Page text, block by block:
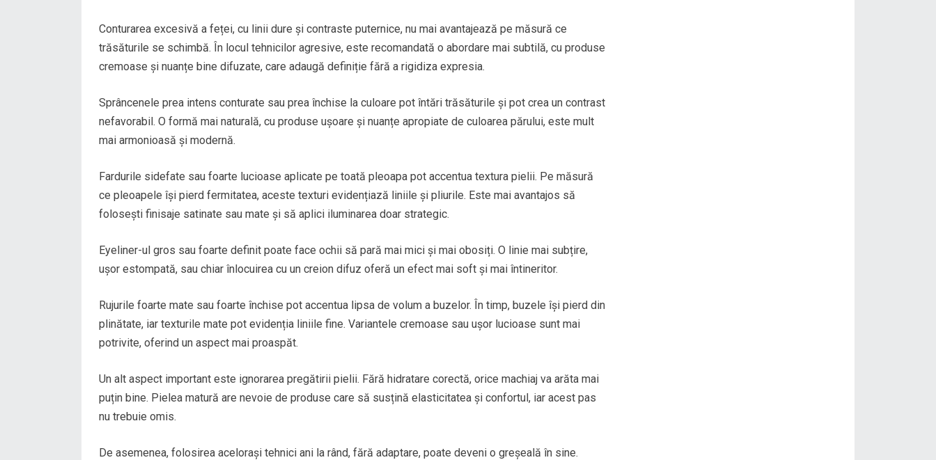
Conturarea excesivă a feței, cu linii dure și contraste puternice, nu mai avantajează pe măsură ce
trăsăturile se schimbă. În locul tehnicilor agresive, este recomandată o abordare mai subtilă, cu produse
cremoase și nuanțe bine difuzate, care adaugă definiție fără a rigidiza expresia.
Sprâncenele prea intens conturate sau prea închise la culoare pot întări trăsăturile și pot crea un contrast
nefavorabil. O formă mai naturală, cu produse ușoare și nuanțe apropiate de culoarea părului, este mult
mai armonioasă și modernă.
Fardurile sidefate sau foarte lucioase aplicate pe toată pleoapa pot accentua textura pielii. Pe măsură
ce pleoapele își pierd fermitatea, aceste texturi evidențiază liniile și pliurile. Este mai avantajos să
folosești finisaje satinate sau mate și să aplici iluminarea doar strategic.
Eyeliner-ul gros sau foarte definit poate face ochii să pară mai mici și mai obosiți. O linie mai subțire,
ușor estompată, sau chiar înlocuirea cu un creion difuz oferă un efect mai soft și mai întineritor.
Rujurile foarte mate sau foarte închise pot accentua lipsa de volum a buzelor. În timp, buzele își pierd din
plinătate, iar texturile mate pot evidenția liniile fine. Variantele cremoase sau ușor lucioase sunt mai
potrivite, oferind un aspect mai proaspăt.
Un alt aspect important este ignorarea pregătirii pielii. Fără hidratare corectă, orice machiaj va arăta mai
puțin bine. Pielea matură are nevoie de produse care să susțină elasticitatea și confortul, iar acest pas
nu trebuie omis.
De asemenea, folosirea acelorași tehnici ani la rând, fără adaptare, poate deveni o greșeală în sine.